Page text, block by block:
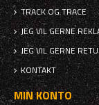
TRACK OG TRACE
JEG VIL GERNE
JEG VIL GERNE
KONTAKT
MIN KONTO